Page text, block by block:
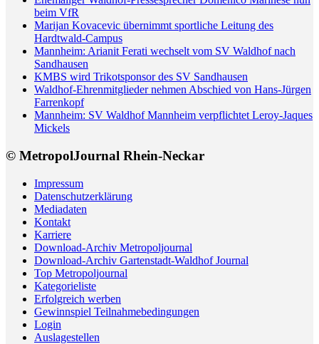
beim VfR
Marijan Kovacevic übernimmt sportliche Leitung des
Hardtwald-Campus
Mannheim: Arianit Ferati wechselt vom SV Waldhof nach
Sandhausen
KMBS wird Trikotsponsor des SV Sandhausen
Waldhof-Ehrenmitglieder nehmen Abschied von Hans-Jürgen
Farrenkopf
Mannheim: SV Waldhof Mannheim verpflichtet Leroy-Jaques
Mickels
© MetropolJournal Rhein-Neckar
Impressum
Datenschutzerklärung
Mediadaten
Kontakt
Karriere
Download-Archiv Metropoljournal
Download-Archiv Gartenstadt-Waldhof Journal
Top Metropoljournal
Kategorieliste
Erfolgreich werben
Gewinnspiel Teilnahmebedingungen
Login
Auslagestellen